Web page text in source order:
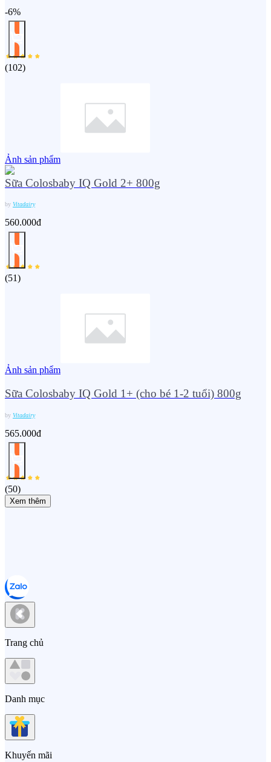
-6%
(102)
Ảnh sản phẩm
Sữa Colosbaby IQ Gold 2+ 800g
by Vitadairy
560.000đ
(51)
Ảnh sản phẩm
Sữa Colosbaby IQ Gold 1+ (cho bé 1-2 tuổi) 800g
by Vitadairy
565.000đ
(50)
Xem thêm
Trang chủ
Danh mục
Khuyến mãi